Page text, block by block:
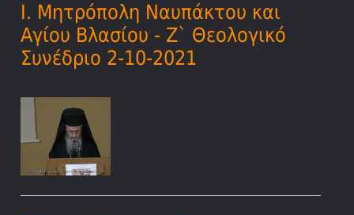
Ι. Μητρόπολη Ναυπάκτου και
Αγίου Βλασίου - Ζ` Θεολογικό
Συνέδριο 2-10-2021